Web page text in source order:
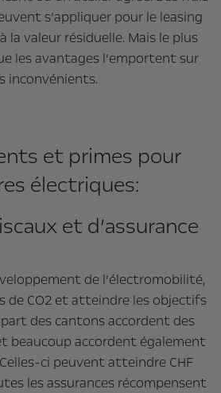
s’appliquer pour le leasing
la valeur résiduelle. Mais le plus
les avantages l’emportent sur
inconvénients.
et primes pour
électriques:
et d’assurance
de l’électromobilité,
de CO2 et atteindre les objectifs
des cantons accordent des
beaucoup accordent également
ci peuvent atteindre CHF
les assurances récompensent